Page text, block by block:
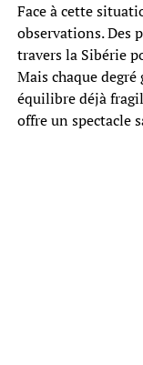
Face à cette
observations. Des
travers la Sibérie
Mais chaque
équilibre déjà
offre un spectacle